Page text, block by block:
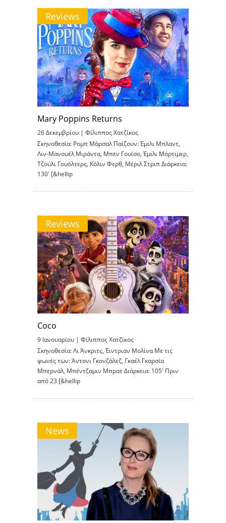
Reviews
Mary Poppins Returns
26 Δεκεμβρίου | Φίλιππος Χατζίκος
Σκηνοθεσία: Ρομπ Μάρσαλ Παίζουν: Έμιλι Μπλαντ,
Λιν-Μανουέλ Μιράντα, Μπεν Γουίσο, Έμιλι Μόρτιμερ,
Τζούλι Γουόλτερς, Κόλιν Φερθ, Μέριλ Στριπ Διάρκεια:
130′ [&hellip
Reviews
Coco
9 Ιανουαρίου | Φίλιππος Χατζίκος
Σκηνοθεσία: Λι Άνκριτς, Έιντριαν Μολίνα Με τις
φωνές των: Άντονι Γκονζάλεζ, Γκαέλ Γκαρσία
Μπερνάλ, Μπέντζαμιν Μπρατ Διάρκεια: 105′ Πριν
από 23 [&hellip
News